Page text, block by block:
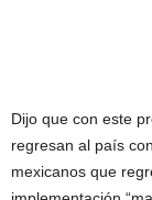
Dijo que con este
regresan al país
mexicanos que